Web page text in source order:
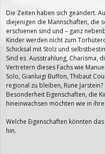
Die Zeiten haben sich geändert.
diejenigen die Mannschaften, die
erschienen sind und – ganz
Kinder werden nicht zum
Schicksal mit Stolz und
Sind es Ausstrahlung, Charisma,
Vertretern dieses Fachs wie
Solo, Gianluigi Buffon, Thibaut
regional zu bleiben, Rune
Besonderheit Eigenschaften, die
hineinwachsen möchten wie in
Welche Eigenschaften könnten
hin.